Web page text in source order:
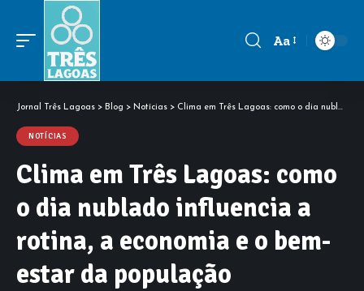
Font
Aa
Jornal Três Lagoas > Blog > Notícias > Clima em Três Lagoas: como o dia nublado influencia a rotina, a economia e o bem-estar da população
NOTÍCIAS
Clima em Três Lagoas: como
o dia nublado influencia a
rotina, a economia e o bem-
estar da população